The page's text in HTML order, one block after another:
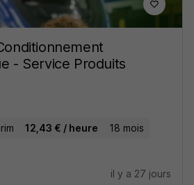
- Service Produits
12,43 € / heure 18 mois
il y a 27 jours